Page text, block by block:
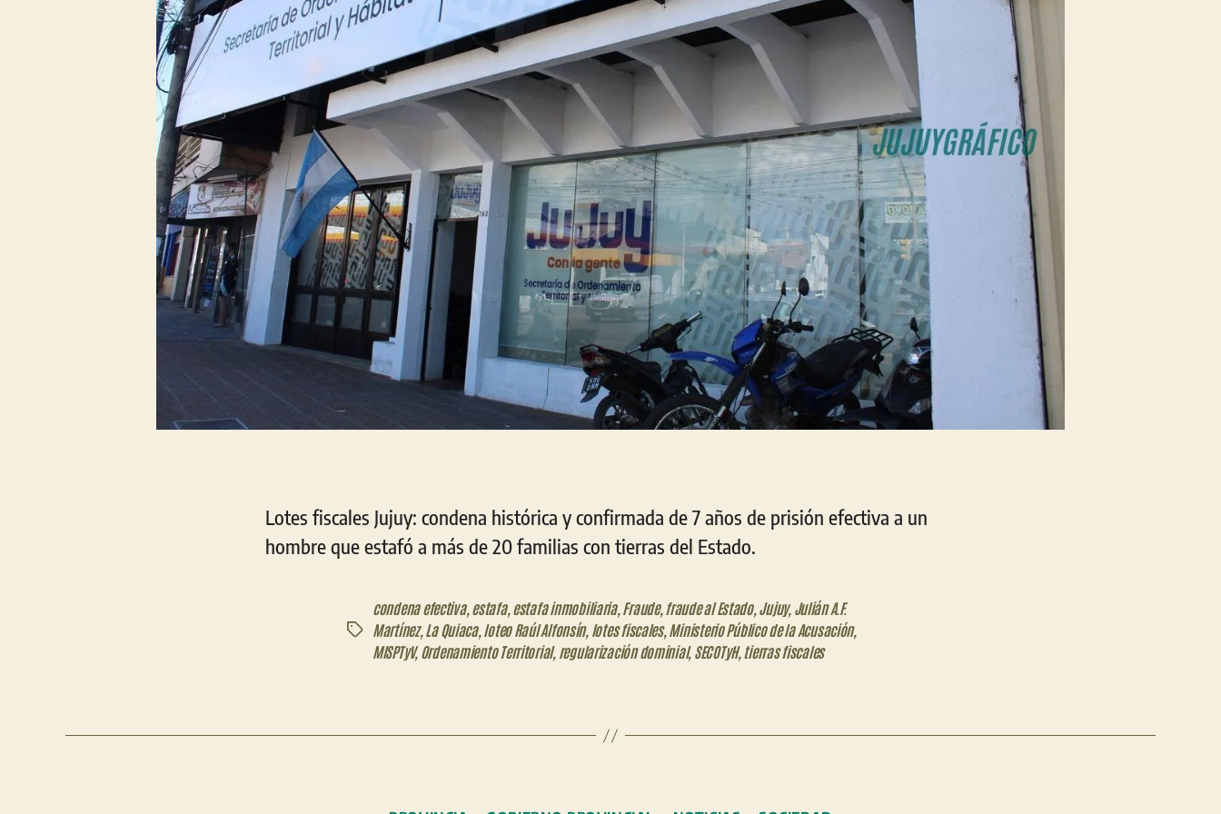
Lotes fiscales Jujuy: condena histórica y confirmada de 7 años de prisión efectiva a un
hombre que estafó a más de 20 familias con tierras del Estado.
Etiquetas
condena efectiva, estafa, estafa inmobiliaria, Fraude, fraude al Estado, Jujuy, Julián A.F.
Martínez, La Quiaca, loteo Raúl Alfonsín, lotes fiscales, Ministerio Público de la Acusación,
MISPTyV,Ordenamiento Territorial, regularización dominial, SECOTyH, tierras fiscales
Categorías